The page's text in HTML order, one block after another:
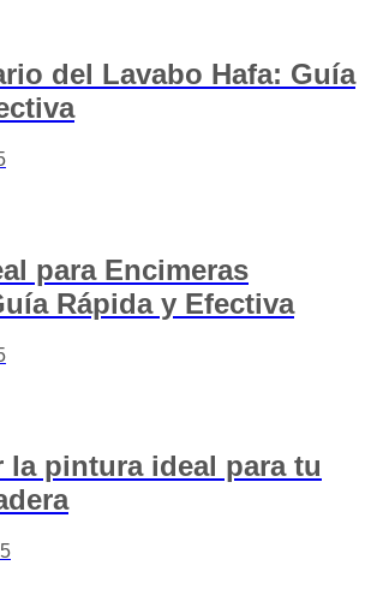
del Lavabo Hafa: Guía
para Encimeras
Rápida y Efectiva
la pintura ideal para tu